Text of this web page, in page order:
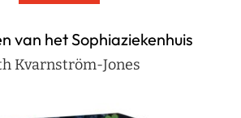
van het Sophiaziekenhuis
Kvarnström-Jones